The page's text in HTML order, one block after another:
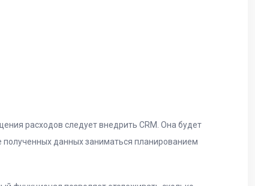
расходов следует внедрить CRM. Она будет
данных заниматься планированием